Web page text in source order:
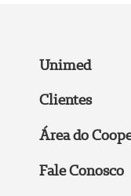
Unimed
Clientes
Área do
Fale Conosco